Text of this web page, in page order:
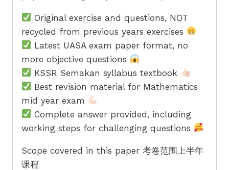
Original exercise and questions, NOT
recycled from previous years exercises
Latest UASA exam paper format, no
more objective questions
KSSR Semakan syllabus textbook
Best revision material for Mathematics
mid year exam
Complete answer provided, including
working steps for challenging questions
Scope covered in this paper 考卷范围上半年
课程